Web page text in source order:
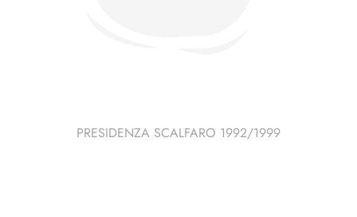
PRESIDENZA SCALFARO 1992/1999